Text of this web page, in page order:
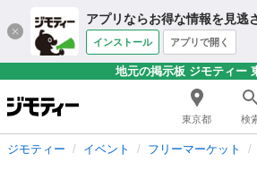
アプリならお得な情報を見逃
インストール アプリで開く
地元の掲示板 ジモティー
東京都 検
ジモティー イベント フリーマーケット